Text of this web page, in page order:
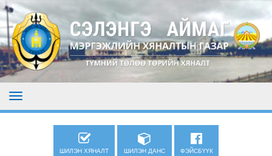
ШИЛЭН ХЯНАЛТ ШИЛЭН ДАНС ФЭЙСБҮҮК